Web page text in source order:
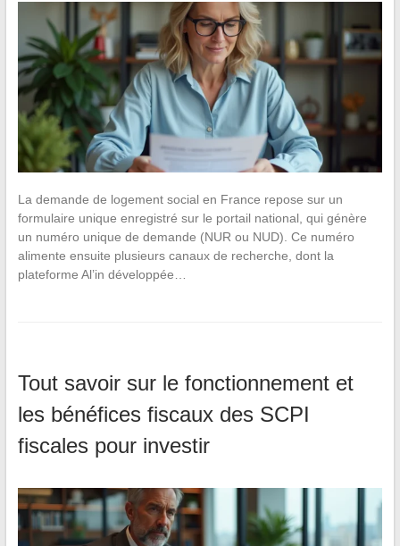
La demande de logement social en France repose sur un
formulaire unique enregistré sur le portail national, qui génère
un numéro unique de demande (NUR ou NUD). Ce numéro
alimente ensuite plusieurs canaux de recherche, dont la
plateforme Al’in développée…
Tout savoir sur le fonctionnement et
les bénéfices fiscaux des SCPI
fiscales pour investir